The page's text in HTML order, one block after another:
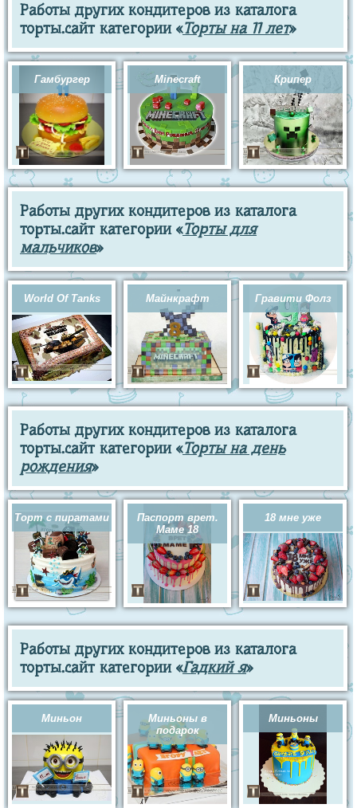
Работы других кондитеров из каталога
торты.сайт категории «Торты на 11 лет»
Гамбургер Minecraft Крипер
Работы других кондитеров из каталога
торты.сайт категории «Торты для
мальчиков»
World Of Tanks Майнкрафт Гравити Фолз
Работы других кондитеров из каталога
торты.сайт категории «Торты на день
рождения»
Торт с пиратами
Паспорт врет.
Маме 18
18 мне уже
Работы других кондитеров из каталога
торты.сайт категории «Гадкий я»
Миньон
Миньоны в
подарок
Миньоны